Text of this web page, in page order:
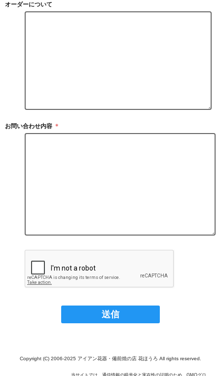
オーダーについて
お問い合わせ内容 ＊
Copyright (C) 2006-2025 アイアン花器・備前焼の店 花ほうろ All rights reserved.
当サイトでは、通信情報の暗号化と実在性の証明のため、GMOグロ